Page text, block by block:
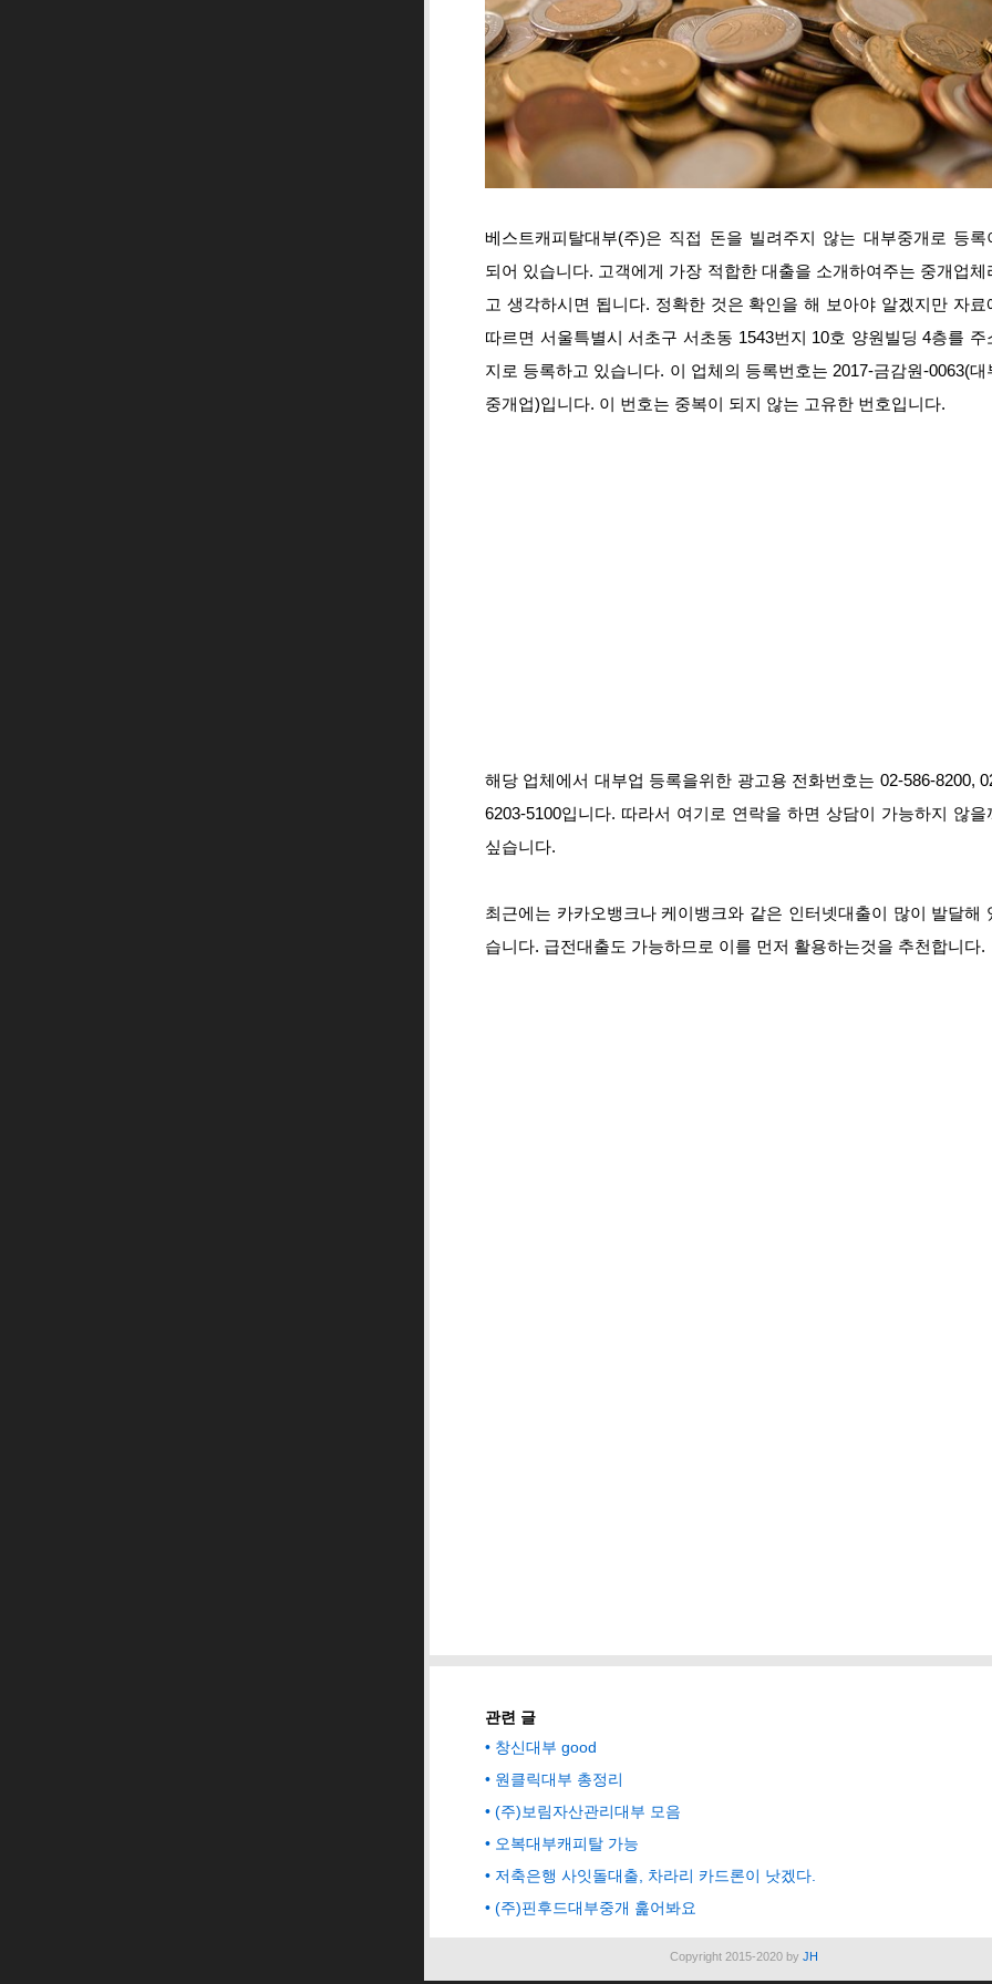
베스트캐피탈대부(주)은 직접 돈을 빌려주지 않는 대부중개로 등록
되어 있습니다. 고객에게 가장 적합한 대출을 소개하여주는 중개업체
고 생각하시면 됩니다. 정확한 것은 확인을 해 보아야 알겠지만 자료
따르면 서울특별시 서초구 서초동 1543번지 10호 양원빌딩 4층를 주
지로 등록하고 있습니다. 이 업체의 등록번호는 2017-금감원-0063(대
중개업)입니다. 이 번호는 중복이 되지 않는 고유한 번호입니다.
해당 업체에서 대부업 등록을위한 광고용 전화번호는 02-586-8200,
6203-5100입니다. 따라서 여기로 연락을 하면 상담이 가능하지 않을
싶습니다.
최근에는 카카오뱅크나 케이뱅크와 같은 인터넷대출이 많이 발달해
습니다. 급전대출도 가능하므로 이를 먼저 활용하는것을 추천합니다.
관련 글
창신대부 good
원클릭대부 총정리
(주)보림자산관리대부 모음
오복대부캐피탈 가능
저축은행 사잇돌대출, 차라리 카드론이 낫겠다.
(주)핀후드대부중개 훑어봐요
Copyright 2015-2020 by JH